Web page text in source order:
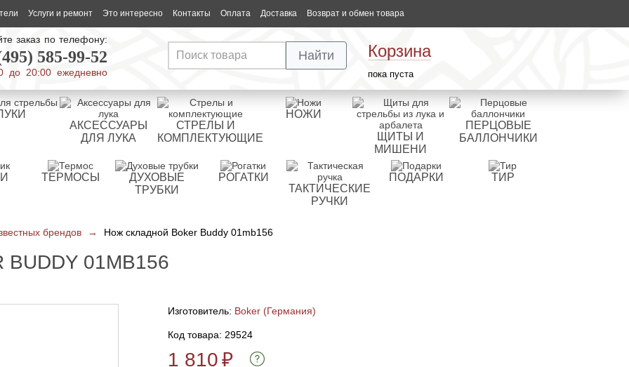
Услуги и ремонт Это интересно Контакты Оплата Доставка Возврат и обмен товара
заказ по телефону:
585-99-52
до 20:00 ежедневно
Корзина
пока пуста
Найти
АКСЕССУАРЫ
ДЛЯ ЛУКА
СТРЕЛЫ И
КОМПЛЕКТУЮЩИЕ
НОЖИ
ЩИТЫ И
МИШЕНИ
ПЕРЦОВЫЕ
БАЛЛОНЧИКИ
ТЕРМОСЫ
ДУХОВЫЕ
ТРУБКИ
РОГАТКИ
ТАКТИЧЕСКИЕ
РУЧКИ
ПОДАРКИ ТИР
брендов → Нож складной Boker Buddy 01mb156
01MB156
Изготовитель: Boker (Германия)
Код товара: 29524
1 810₽